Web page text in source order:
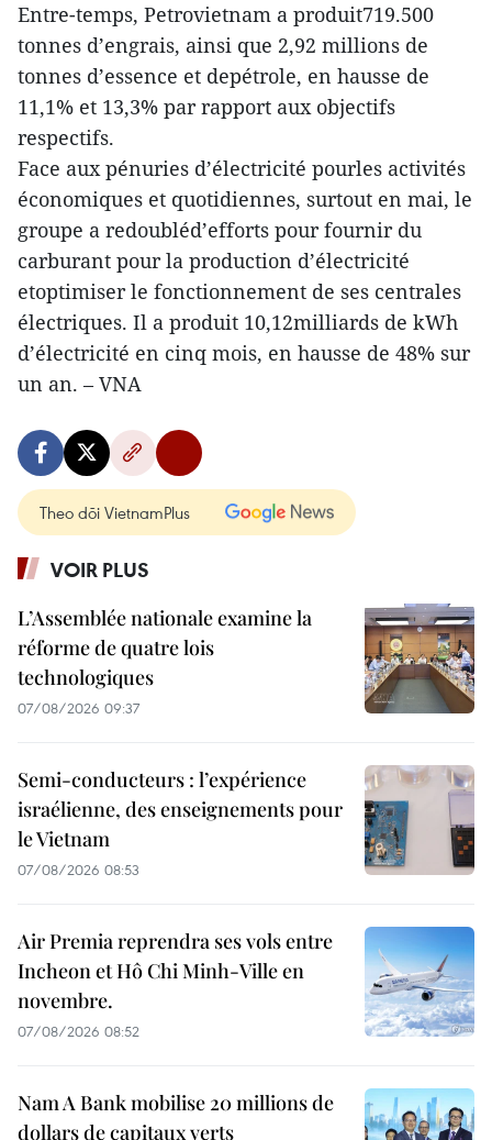
Entre-temps, Petrovietnam a produit719.500
tonnes d’engrais, ainsi que 2,92 millions de
tonnes d’essence et depétrole, en hausse de
11,1% et 13,3% par rapport aux objectifs
respectifs.
Face aux pénuries d’électricité pourles activités
économiques et quotidiennes, surtout en mai, le
groupe a redoubléd’efforts pour fournir du
carburant pour la production d’électricité
etoptimiser le fonctionnement de ses centrales
électriques. Il a produit 10,12milliards de kWh
d’électricité en cinq mois, en hausse de 48% sur
un an. – VNA
Theo dõi VietnamPlus
VOIR PLUS
L’Assemblée nationale examine la
réforme de quatre lois
technologiques
07/08/2026 09:37
Semi-conducteurs : l’expérience
israélienne, des enseignements pour
le Vietnam
07/08/2026 08:53
Air Premia reprendra ses vols entre
Incheon et Hô Chi Minh-Ville en
novembre.
07/08/2026 08:52
Nam A Bank mobilise 20 millions de
dollars de capitaux verts